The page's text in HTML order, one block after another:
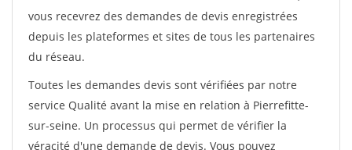
vous recevrez des demandes de devis enregistrées
depuis les plateformes et sites de tous les partenaires
du réseau.
Toutes les demandes devis sont vérifiées par notre
service Qualité avant la mise en relation à Pierrefitte-
sur-seine. Un processus qui permet de vérifier la
véracité d'une demande de devis. Vous pouvez